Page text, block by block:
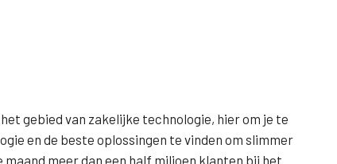
gebied van zakelijke technologie, hier om je te
en de beste oplossingen te vinden om slimmer
meer dan een half miljoen klanten bij het